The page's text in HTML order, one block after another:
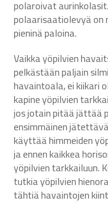
polaroivat
polaarisaatiolevyä on
pieninä paloina.
Vaikka yöpilvien
pelkästään paljain
havaintoala, ei kiikari
kapine yöpilvien
jos jotain pitää jättää
ensimmäinen
käyttää himmeiden
ja ennen kaikkea
yöpilvien tarkkailuun.
tutkia yöpilvien
tähtiä havaintojen